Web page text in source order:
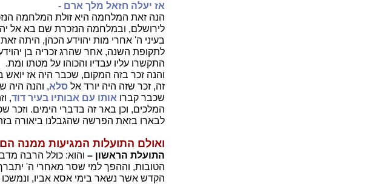
אז יעלה חזאל מלך ארם -
הנה זאת המלחמה היא זולת המלחמה
לירושלם, ובמלחמה הנזכרת שם בא אל
בעיני ה' אחרי מות יהוידע הכהן, היתה
לתקופת השנה, אחר שהרג זכריה בן
התקשרו עליו עבדיו והכוהו על מטתו ומת.
והנה זכר בזה המקום, שכבר היה אז יואש
זה, זכר שזה היה יורד אל סלא, והנה היה
שכבר קברו אותו עם אבותיו בעיר דוד,
המלכים, וכן באר זה בדברי הימים. וזכר
לבארו בזאת הפרשה שהגבלנו ביאורה
ואולם התועלות המגיעות ממנה
התועלת הראשון – והוא: כולל הרבה
הטובות, וההפך למי שסר מאחרי ה'
הקדש אשר נשאר בימי אסא אביו, ונמשכו